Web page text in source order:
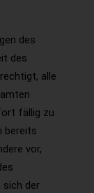
des
des
alle
fällig zu
bereits
vor,
sich der